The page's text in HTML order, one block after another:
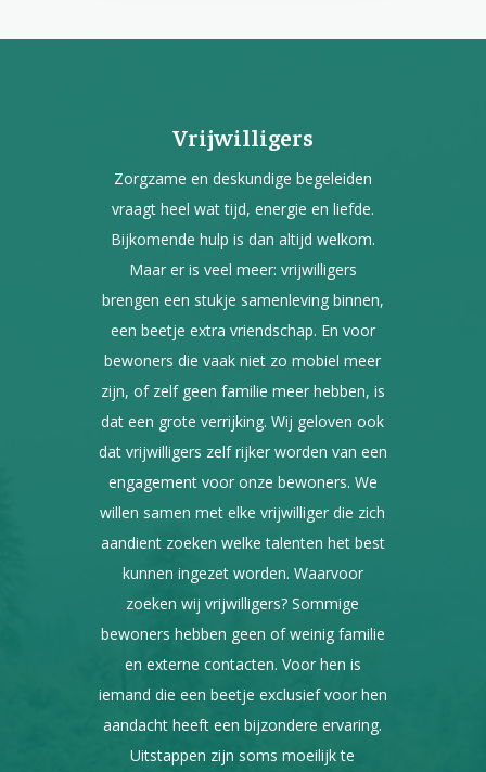
Vrijwilligers
Zorgzame en deskundige begeleiden
vraagt heel wat tijd, energie en liefde.
Bijkomende hulp is dan altijd welkom.
Maar er is veel meer: vrijwilligers
brengen een stukje samenleving binnen,
een beetje extra vriendschap. En voor
bewoners die vaak niet zo mobiel meer
zijn, of zelf geen familie meer hebben, is
dat een grote verrijking. Wij geloven ook
dat vrijwilligers zelf rijker worden van een
engagement voor onze bewoners. We
willen samen met elke vrijwilliger die zich
aandient zoeken welke talenten het best
kunnen ingezet worden. Waarvoor
zoeken wij vrijwilligers? Sommige
bewoners hebben geen of weinig familie
en externe contacten. Voor hen is
iemand die een beetje exclusief voor hen
aandacht heeft een bijzondere ervaring.
Uitstappen zijn soms moeilijk te